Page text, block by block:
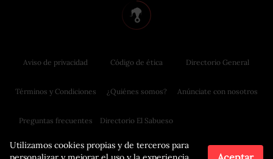
Utilizamos cookies propias y de terceros para
Aviso de privacidad
Términos y Condiciones
Preguntas frecuentes
Código de ética
¿Quiénes somos?
Directorio El Sabueso
Directorio General
Anúnciate con nosotros